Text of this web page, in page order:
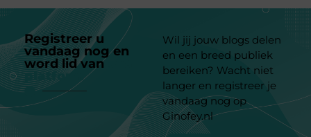
Registreer u
vandaag nog en
word lid van
platform
Wil jij jouw blogs delen
en een breed publiek
bereiken? Wacht niet
langer en registreer je
vandaag nog op
Ginofey.nl